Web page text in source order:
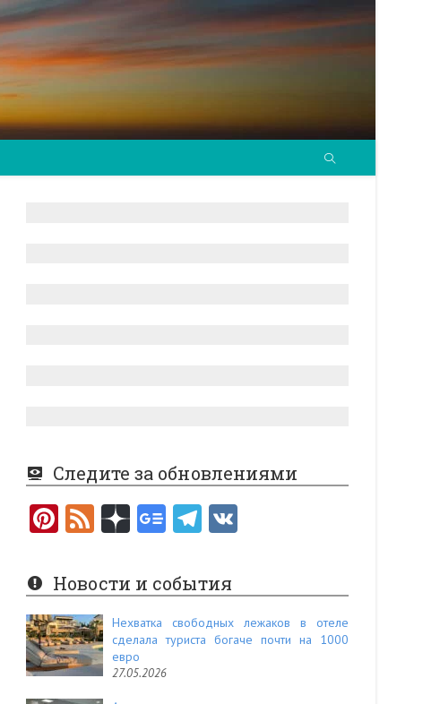
Следите за обновлениями
Pi
er
es
t
F
e
d
Новости и события
Нехватка свободных лежаков в отеле
сделала туриста богаче почти на 1000
евро
27.05.2026